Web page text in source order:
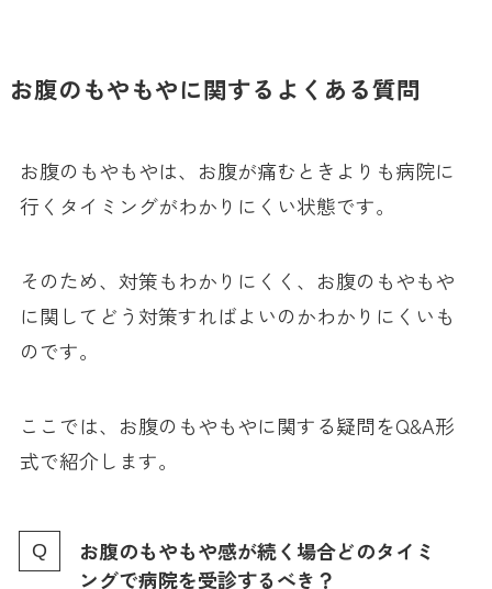
お腹のもやもやに関するよくある質問
お腹のもやもやは、お腹が痛むときよりも病院に
行くタイミングがわかりにくい状態です。
そのため、対策もわかりにくく、お腹のもやもや
に関してどう対策すればよいのかわかりにくいも
のです。
ここでは、お腹のもやもやに関する疑問をQ&A形
式で紹介します。
お腹のもやもや感が続く場合どのタイミ
ングで病院を受診するべき？